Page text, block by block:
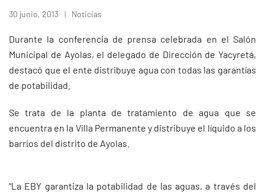
30 junio, 2013 Noticias
Durante la conferencia de prensa celebrada en el Salón
Municipal de Ayolas, el delegado de Dirección de Yacyretá,
destacó que el ente distribuye agua con todas las garantías
de potabilidad.
Se trata de la planta de tratamiento de agua que se
encuentra en la Villa Permanente y distribuye el líquido a los
barrios del distrito de Ayolas.
“La EBY garantiza la potabilidad de las aguas, a través del